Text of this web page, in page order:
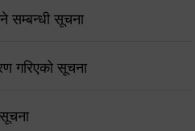
सम्बन्धी सूचना
गरिएको सूचना